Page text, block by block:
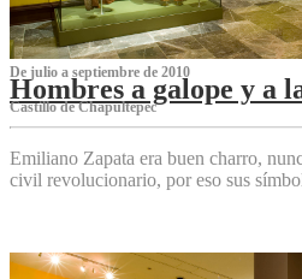
De julio a septiembre de 2010
Hombres a galope y a
Castillo de Chapultepec
Emiliano Zapata era buen charro,
civil revolucionario, por eso sus